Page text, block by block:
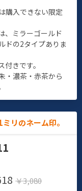
購入できない限定
、ミラーゴールド
ドの2タイプありま
付きです。
・濃茶・赤茶から
リのネーム印。
￥3,080